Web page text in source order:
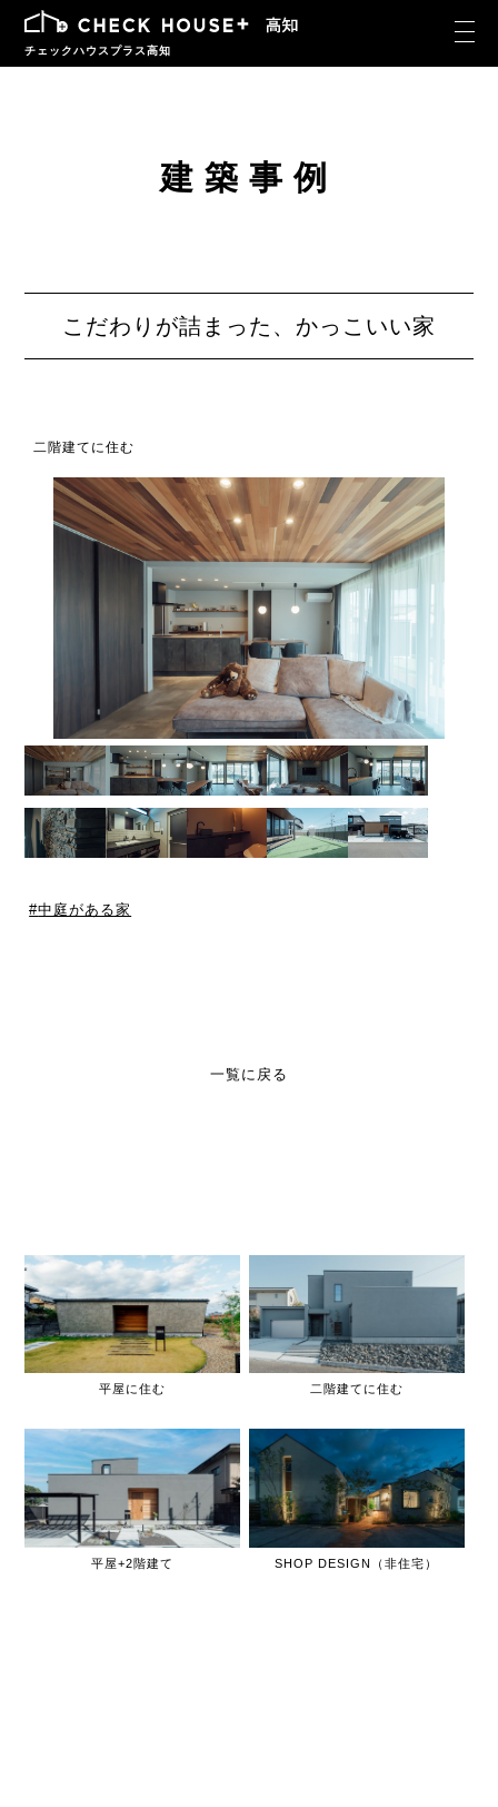
チェックハウスプラス高知
建築事例
こだわりが詰まった、かっこいい家
二階建てに住む
中庭がある家
一覧に戻る
平屋に住む 二階建てに住む
平屋+2階建て SHOP DESIGN（非住宅）